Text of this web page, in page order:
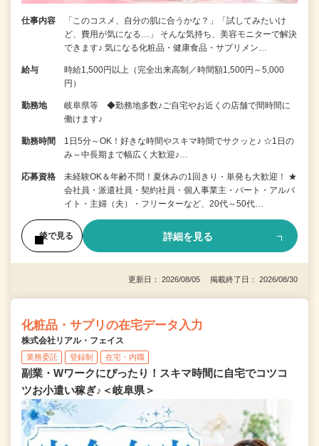
仕事内容
「このコスメ、自分の肌に合うかな？」「試してみたいけ
ど、費用が気になる…」 そんな気持ち、美容モニターで解決
できます♪ 気になる化粧品・健康食品・サプリメン…
給与
時給1,500円以上（完全出来高制／時間額1,500円～5,000
円）
勤務地
岐阜県等 ◆勤務地多数♪ご自宅やお近くの店舗で間時間に
働けます♪
勤務時間
1日5分～OK！好きな時間やスキマ時間でサクッと♪ ☆1日の
み～中長期まで幅広く大歓迎♪…
応募資格
未経験OK＆年齢不問！夏休みの1回きり・単発も大歓迎！ ★
会社員・派遣社員・契約社員・個人事業主・パート・アルバ
イト・主婦（夫）・フリーターなど、20代～50代…
後で見る 詳細を見る
更新日： 2026/08/05 掲載終了日： 2026/08/30
化粧品・サプリの在宅データ入力
株式会社リアル・フェイス
業務委託 登録制 在宅・内職
副業・Wワークにぴったり！スキマ時間に自宅でコツコ
ツお小遣い稼ぎ♪＜岐阜県＞